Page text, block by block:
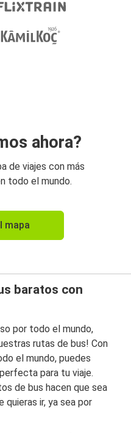
ahora?
de viajes con más
todo el mundo.
mapa
baratos con
por todo el mundo,
rutas de bus! Con
el mundo, puedes
para tu viaje.
de bus hacen que sea
ir, ya sea por